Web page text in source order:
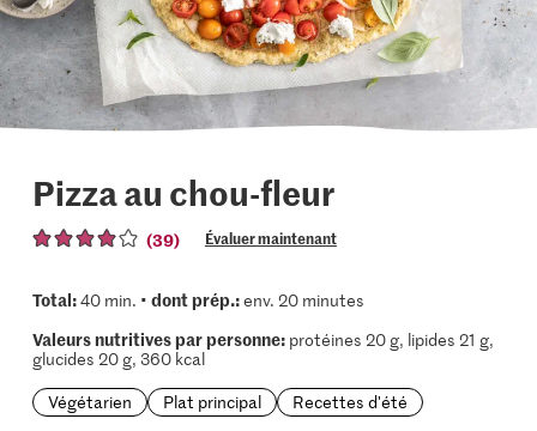
Pizza au chou-fleur
(39) Évaluer maintenant
Total:40 min. • dont prép.:env. 20 minutes
Valeurs nutritives par personne:protéines 20 g, lipides 21 g,
glucides 20 g, 360 kcal
Végétarien
Plat principal Recettes d'été